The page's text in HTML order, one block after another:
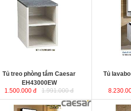
Tủ treo phòng tắm Caesar
EH43000EW
1.500.000 đ
1.991.000 đ
dày 1,8cm
va đập.
năm,
mọt, không
sử dụng
Tủ
tủ lavabo nhựa chống thấm Tủ lavabo